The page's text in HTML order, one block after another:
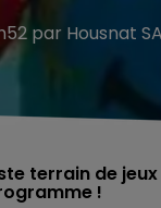
par Housnat
terrain de
!